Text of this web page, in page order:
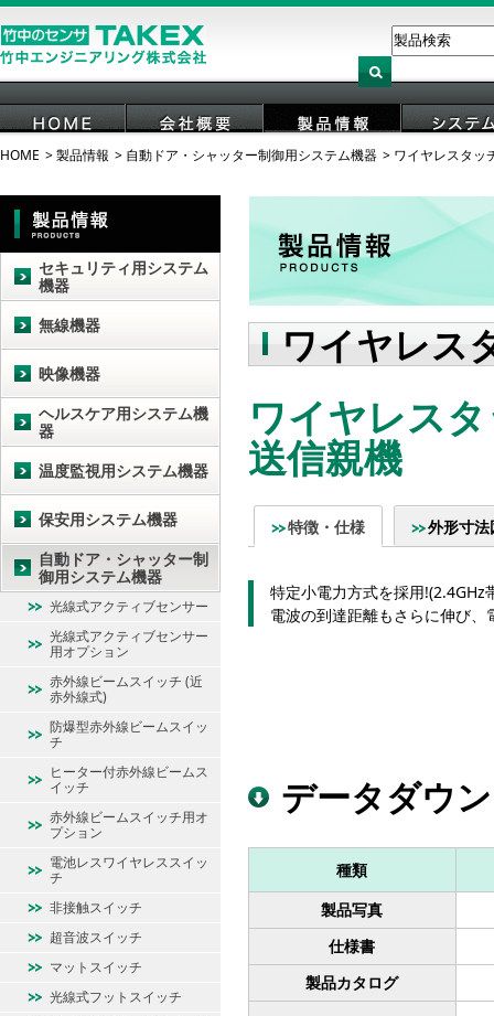
HOME 会社概要 製品情報 システ
HOME 製品情報 自動ドア・シャッター制御用システム機器 ワイヤレスタッ
ワイヤレス
ワイヤレス
送信親機
特徴・仕様 外形寸法
特定小電力方式を採用!(2.4GHz
電波の到達距離もさらに伸び
データダウ
種類
製品写真
仕様書
製品カタログ
セキュリティ用システム
機器
無線機器
映像機器
ヘルスケア用システム機
器
温度監視用システム機器
保安用システム機器
自動ドア・シャッター制
御用システム機器
光線式アクティブセンサー
光線式アクティブセンサー
用オプション
赤外線ビームスイッチ (近
赤外線式)
防爆型赤外線ビームスイッ
チ
ヒーター付赤外線ビームス
イッチ
赤外線ビームスイッチ用オ
プション
電池レスワイヤレススイッ
チ
非接触スイッチ
超音波スイッチ
マットスイッチ
光線式フットスイッチ